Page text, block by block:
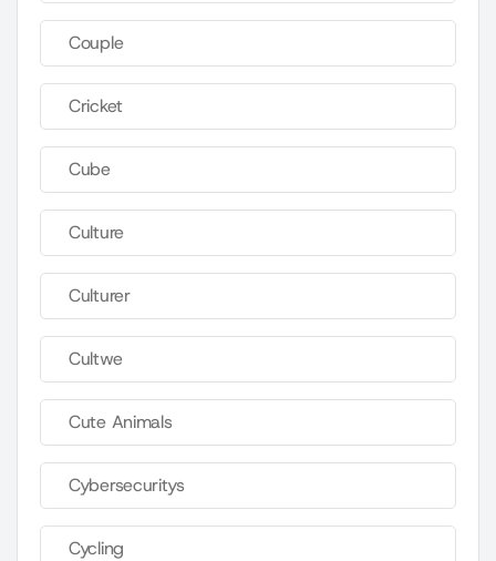
Couple
Cricket
Cube
Culture
Culturer
Cultwe
Cute Animals
Cybersecuritys
Cycling